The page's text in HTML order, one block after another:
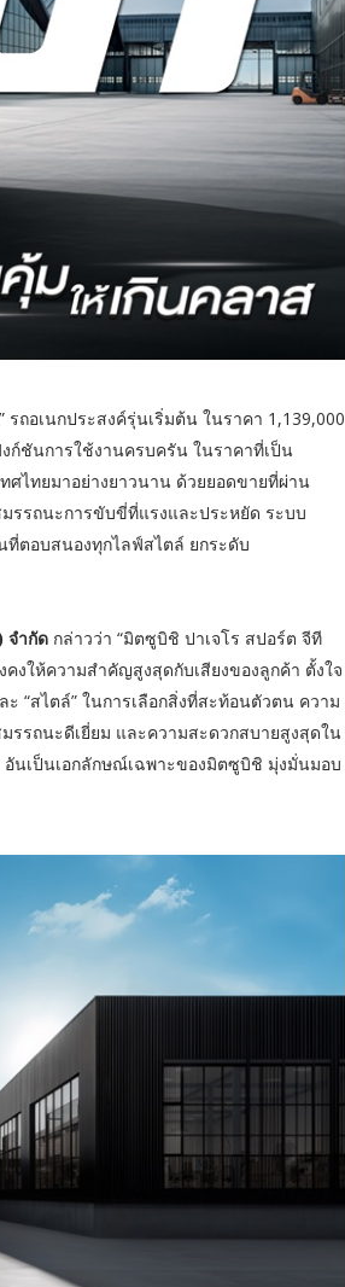
รถอเนกประสงค์รุ่นเริ่มต้น ในราคา 1,139,000
ชันการใช้งานครบครัน ในราคาที่เป็น
ศไทยมาอย่างยาวนาน ด้วยยอดขายที่ผ่าน
รรถนะการขับขี่ที่แรงและประหยัด ระบบ
ที่ตอบสนองทุกไลฟ์สไตล์ ยกระดับ
จำกัด กล่าวว่า “มิตซูบิชิ ปาเจโร สปอร์ต จีที
งให้ความสำคัญสูงสุดกับเสียงของลูกค้า ตั้งใจ
“สไตล์” ในการเลือกสิ่งที่สะท้อนตัวตน ความ
รถนะดีเยี่ยม และความสะดวกสบายสูงสุดใน
นเป็นเอกลักษณ์เฉพาะของมิตซูบิชิ มุ่งมั่นมอบ